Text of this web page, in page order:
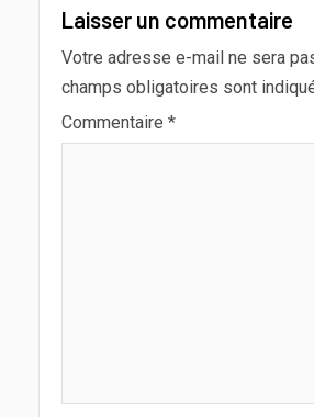
Laisser un commentaire
Votre adresse e-mail ne sera
champs obligatoires sont
Commentaire *